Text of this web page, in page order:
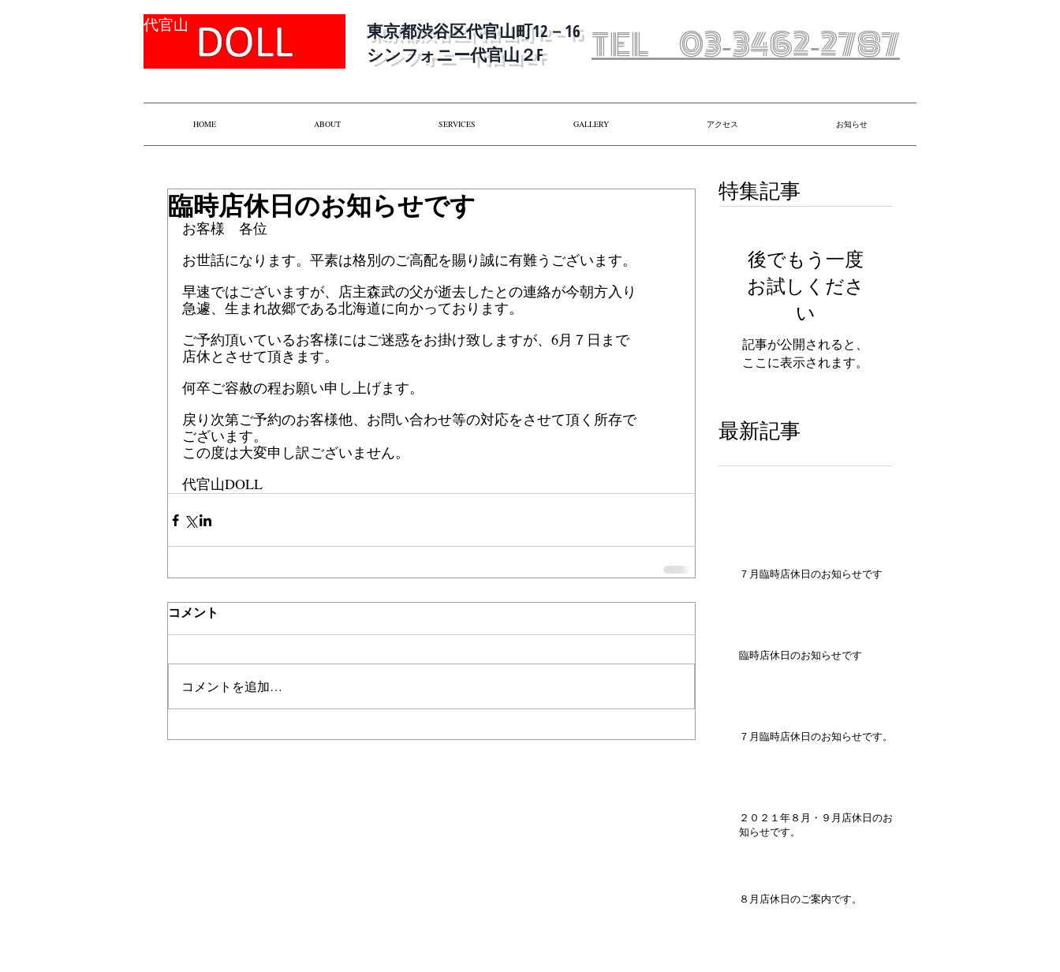
​代官山
​東京都渋谷区代官山町12－16
​シンフォニー代官山２F
​TEL 03‐3462‐2787
HOME ABOUT SERVICES GALLERY アクセス お知らせ
臨時店休日のお知らせです
お客様　各位
お世話になります。平素は格別のご高配を賜り誠に有難うございます。
早速ではございますが、店主森武の父が逝去したとの連絡が今朝方入り
急遽、生まれ故郷である北海道に向かっております。
ご予約頂いているお客様にはご迷惑をお掛け致しますが、6月７日まで
店休とさせて頂きます。
何卒ご容赦の程お願い申し上げます。
戻り次第ご予約のお客様他、お問い合わせ等の対応をさせて頂く所存で
ございます。
この度は大変申し訳ございません。
代官山DOLL
コメント
コメントを追加…
特集記事
後でもう一度
お試しくださ
い
記事が公開されると、
ここに表示されます。
最新記事
７月臨時店休日のお知らせです
臨時店休日のお知らせです
７月臨時店休日のお知らせです。
２０２１年８月・９月店休日のお
知らせです。
８月店休日のご案内です。